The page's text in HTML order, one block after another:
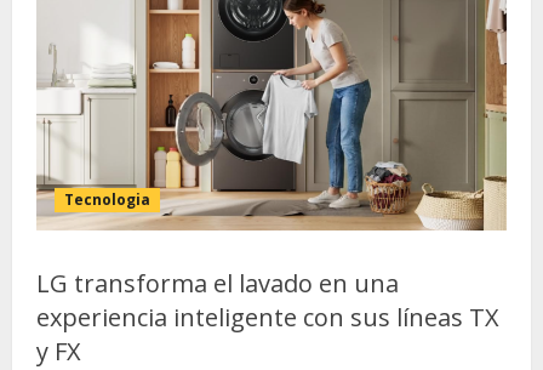
Tecnologia
LG transforma el lavado en una
experiencia inteligente con sus líneas TX
y FX